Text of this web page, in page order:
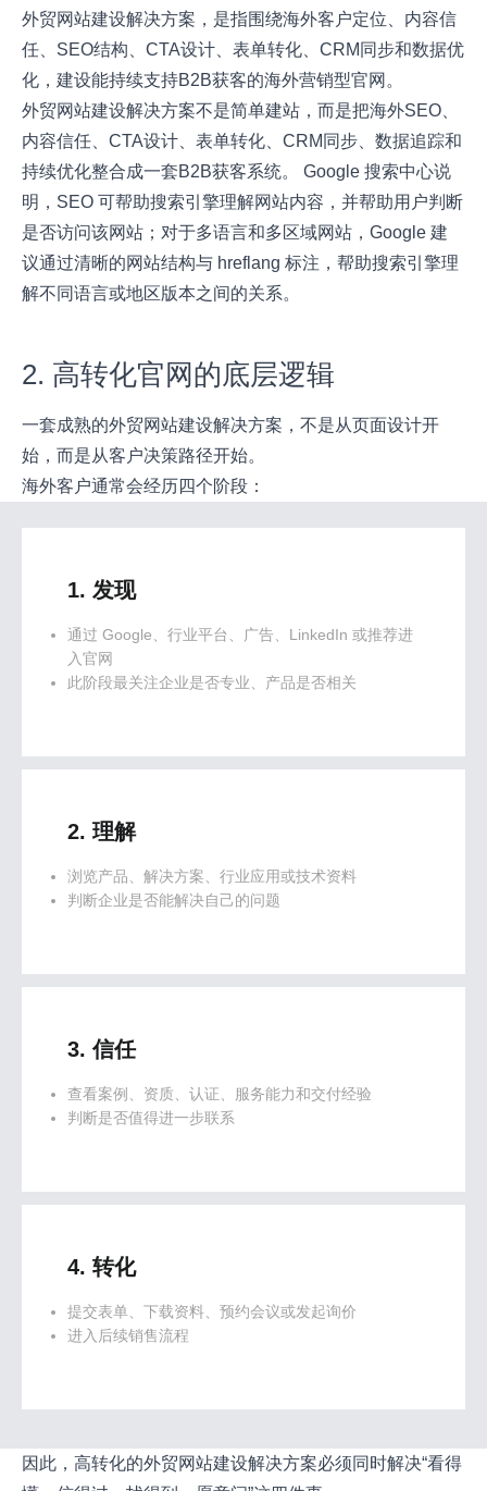
外贸网站建设解决方案，是指围绕海外客户定位、内容信
任、SEO结构、CTA设计、表单转化、CRM同步和数据优
化，建设能持续支持B2B获客的海外营销型官网。
外贸网站建设解决方案不是简单建站，而是把海外SEO、
内容信任、CTA设计、表单转化、CRM同步、数据追踪和
持续优化整合成一套B2B获客系统。 Google 搜索中心说
明，SEO 可帮助搜索引擎理解网站内容，并帮助用户判断
是否访问该网站；对于多语言和多区域网站，Google 建
议通过清晰的网站结构与 hreflang 标注，帮助搜索引擎理
解不同语言或地区版本之间的关系。
2. 高转化官网的底层逻辑
一套成熟的外贸网站建设解决方案，不是从页面设计开
始，而是从客户决策路径开始。
海外客户通常会经历四个阶段：
1. 发现
通过 Google、行业平台、广告、LinkedIn 或推荐进
入官网
此阶段最关注企业是否专业、产品是否相关
2. 理解
浏览产品、解决方案、行业应用或技术资料
判断企业是否能解决自己的问题
3. 信任
查看案例、资质、认证、服务能力和交付经验
判断是否值得进一步联系
4. 转化
提交表单、下载资料、预约会议或发起询价
进入后续销售流程
因此，高转化的外贸网站建设解决方案必须同时解决“看得